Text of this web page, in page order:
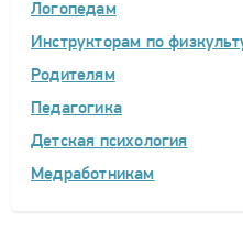
Логопедам
Инструкторам по
Родителям
Педагогика
Детская психология
Медработникам